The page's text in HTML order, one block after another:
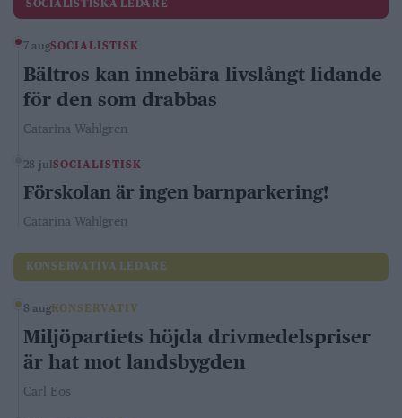
SOCIALISTISKA LEDARE
7 augSOCIALISTISK
Bältros kan innebära livslångt lidande
för den som drabbas
Catarina Wahlgren
28 julSOCIALISTISK
Förskolan är ingen barnparkering!
Catarina Wahlgren
KONSERVATIVA LEDARE
8 aug KONSERVATIV
Miljöpartiets höjda drivmedelspriser
är hat mot landsbygden
Carl Eos